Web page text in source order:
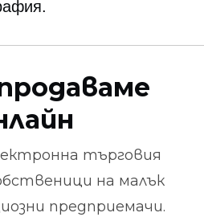
търговия
на малък
предприемачи.